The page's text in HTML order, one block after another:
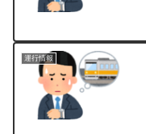
運行情報